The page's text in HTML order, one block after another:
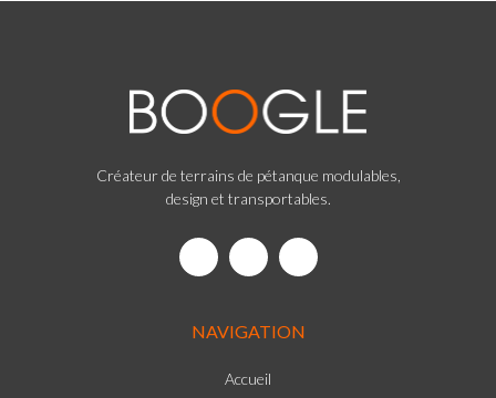
Créateur de terrains de pétanque modulables,
design et transportables.
NAVIGATION
Accueil